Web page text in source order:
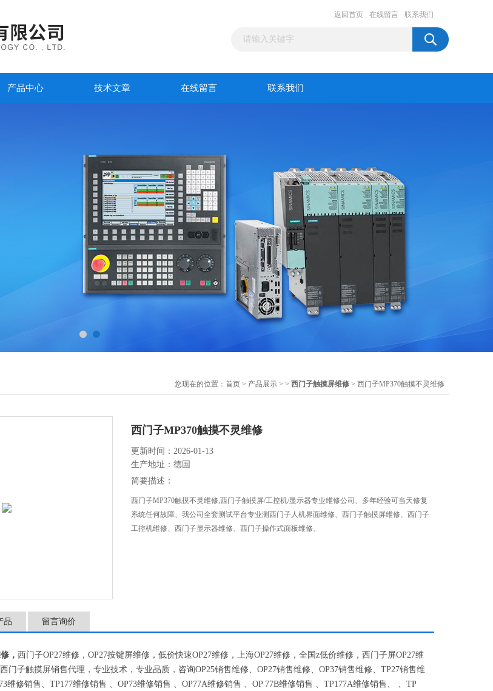
返回首页 在线留言 联系我们
产品中心 技术文章 在线留言 联系我们
您现在的位置： 首页 > 产品展示 > > 西门子触摸屏维修 > 西门子MP370触摸不灵维修
西门子MP370触摸不灵维修
更新时间：2026-01-13
生产地址：德国
简要描述：
西门子MP370触摸不灵维修,西门子触摸屏/工控机/显示器专业维修公司、多年经验可当天修复
系统任何故障、我公司全套测试平台专业测西门子人机界面维修、西门子触摸屏维修、西门子
工控机维修、西门子显示器维修、西门子操作式面板维修、
品 留言询价
， 西门子OP27维修， OP27按键屏维修，低价快速OP27维修，上海OP27维修，全国 z低价维修，西门子屏OP27维
门子触摸屏销售代理，专业技术，专业品质，咨询OP25销售维修、 OP27销售维修、 OP37销售维修、 TP27销售维
维修销售、 TP177维修销售 、 OP73维修销售 、 OP77A维修销售 、 OP 77B维修销售 、 TP177A维修销售、 、 TP